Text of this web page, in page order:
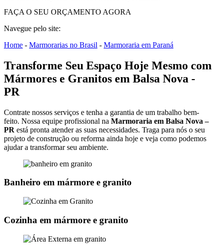
FAÇA O SEU ORÇAMENTO AGORA
Navegue pelo site:
Home - Marmorarias no Brasil - Marmoraria em Paraná
Transforme Seu Espaço Hoje Mesmo com
Mármores e Granitos em Balsa Nova -
PR
Contrate nossos serviços e tenha a garantia de um trabalho bem-
feito. Nossa equipe profissional na Marmoraria em Balsa Nova –
PR está pronta atender as suas necessidades. Traga para nós o seu
projeto de construção ou reforma ainda hoje e veja como podemos
ajudar a transformar seu ambiente.
Banheiro em mármore e granito
Cozinha em mármore e granito